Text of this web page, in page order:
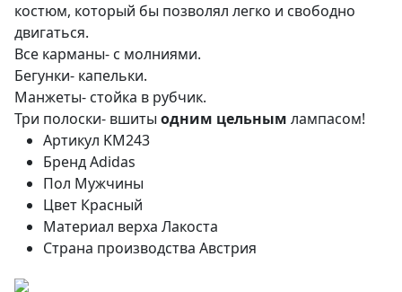
костюм, который бы позволял легко и свободно
двигаться.
Все карманы- с молниями.
Бегунки- капельки.
Манжеты- стойка в рубчик.
Три полоски- вшиты одним цельным лампасом!
Артикул KM243
БрендAdidas
Пол Мужчины
Цвет Красный
Материал верха Лакоста
Страна производства Австрия